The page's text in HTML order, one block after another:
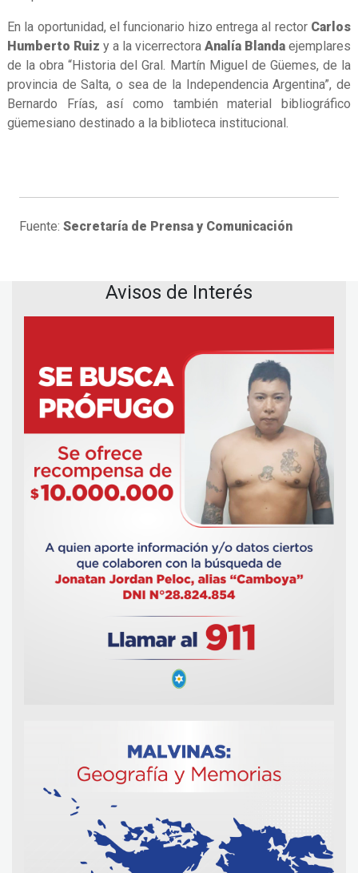
En la oportunidad, el funcionario hizo entrega al rector Carlos
Humberto Ruiz y a la vicerrectora Analía Blanda ejemplares
de la obra “Historia del Gral. Martín Miguel de Güemes, de la
provincia de Salta, o sea de la Independencia Argentina”, de
Bernardo Frías, así como también material bibliográfico
güemesiano destinado a la biblioteca institucional.
Fuente: Secretaría de Prensa y Comunicación
Avisos de Interés